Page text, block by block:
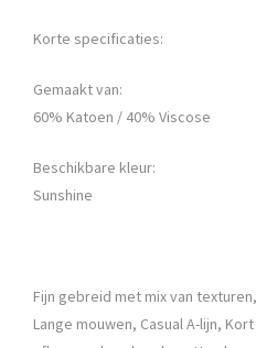
Korte specificaties:
Gemaakt van:
60% Katoen / 40% Viscose
Beschikbare kleur:
Sunshine
Fijn gebreid met mix van
Lange mouwen, Casual A-lijn,